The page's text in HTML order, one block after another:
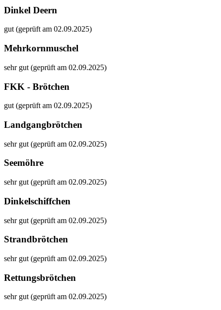
Dinkel Deern
gut (geprüft am 02.09.2025)
Mehrkornmuschel
sehr gut (geprüft am 02.09.2025)
FKK - Brötchen
gut (geprüft am 02.09.2025)
Landgangbrötchen
sehr gut (geprüft am 02.09.2025)
Seemöhre
sehr gut (geprüft am 02.09.2025)
Dinkelschiffchen
sehr gut (geprüft am 02.09.2025)
Strandbrötchen
sehr gut (geprüft am 02.09.2025)
Rettungsbrötchen
sehr gut (geprüft am 02.09.2025)